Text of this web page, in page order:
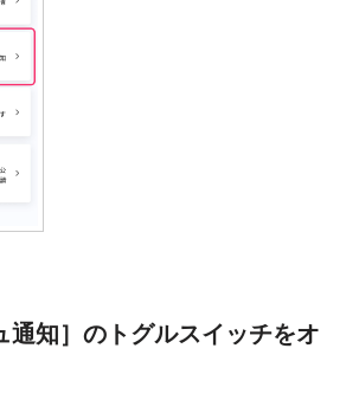
通知］のトグルスイッチをオ